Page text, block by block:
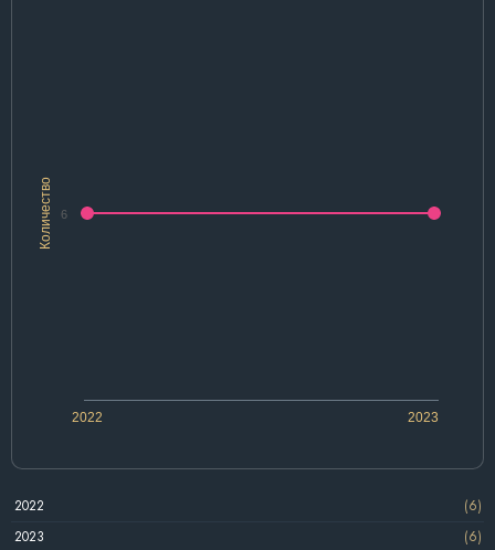
Количество
2022 2023
6
2022
(6)
2023
(6)